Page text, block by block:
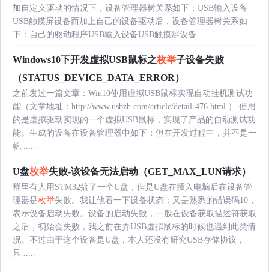
加自定义驱动的情况下，设备管理器树关系如下：USB输入设备
USB触摸屏设备而加上自己的设备驱动后，设备管理器树关系如
下：自己的驱动程序USB输入设备USB触摸屏设备......
Windows10下开发虚拟USB鼠标之枚举子设备失败
（STATUS_DEVICE_DATA_ERROR）
之前发过一篇文章：Win10使用虚拟USB鼠标实现自动挂机测试功
能（文章地址：http://www.usbzh.com/article/detail-476.html ） 使用
的是虚拟驱动实现的一个虚拟USB鼠标，实现了产品的自动测试功
能。生成的设备在设备管理器中如下：但在开发过程中，并不是一
帆......
U盘枚举失败-该设备无法启动（GET_MAX_LUN请求）
群里有人用STM32搞了一个U盘，但是U盘在插入电脑后在设备管
理器是枚举失败。我让他看一下设备状态：又是熟悉的错误码10，
表示设备启动失败。设备的启动失败，一般在设备获取描述符获取
之后，初始会失败，我之前在弄USB虚拟鼠标的时候也遇到此类情
况。不过由于这个设备是U盘，本人还没有研究USB存储协议，
只......